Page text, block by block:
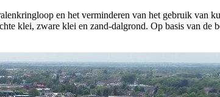
en het verminderen van het gebruik van
klei, zware klei en zand-dalgrond. Op basis van de